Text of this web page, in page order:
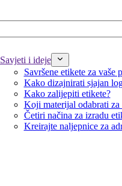
Savjeti i ideje
Savršene etikete za vaše
Kako dizajnirati sjajan
Kako zalijepiti etikete?
Koji materijal odabrati za
Četiri načina za izradu
Kreirajte naljepnice za